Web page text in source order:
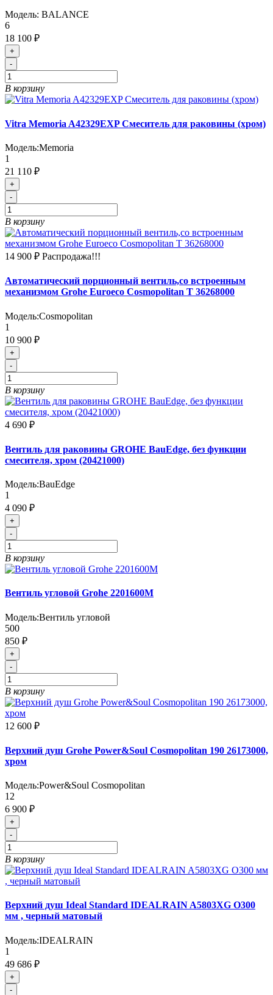
Модель: BALANCE
6
18 100 ₽
+
-
В корзину
Vitra Memoria A42329EXP Смеситель для раковины (хром)
Модель:Memoria
1
21 110 ₽
+
-
В корзину
14 900 ₽ Распродажа!!!
Автоматический порционный вентиль,со встроенным
механизмом Grohe Euroeco Cosmopolitan T 36268000
Модель:Cosmopolitan
1
10 900 ₽
+
-
В корзину
4 690 ₽
Вентиль для раковины GROHE BauEdge, без функции
смесителя, хром (20421000)
Модель:BauEdge
1
4 090 ₽
+
-
В корзину
Вентиль угловой Grohe 2201600M
Модель:Вентиль угловой
500
850 ₽
+
-
В корзину
12 600 ₽
Верхний душ Grohe Power&Soul Cosmopolitan 190 26173000,
хром
Модель:Power&Soul Cosmopolitan
12
6 900 ₽
+
-
В корзину
Верхний душ Ideal Standard IDEALRAIN A5803XG O300
мм , черный матовый
Модель:IDEALRAIN
1
49 686 ₽
+
-